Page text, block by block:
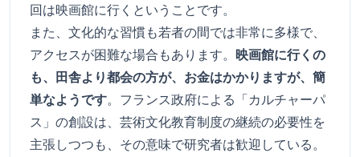
回は映画館に行くということです。
また、文化的な習慣も若者の間では非常に多様で、
アクセスが困難な場合もあります。 映画館に行くの
も、田舎より都会の方が、お金はかかりますが、簡
単なようです。フランス政府による「カルチャーパ
ス」の創設は、芸術文化教育制度の継続の必要性を
主張しつつも、その意味で研究者は歓迎している。